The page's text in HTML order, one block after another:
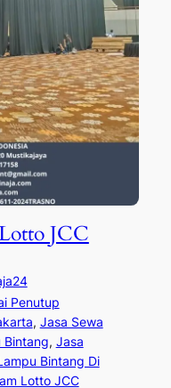
JCC
Penutup
, Jasa Sewa
Bintang, Jasa
Bintang Di
Lotto JCC